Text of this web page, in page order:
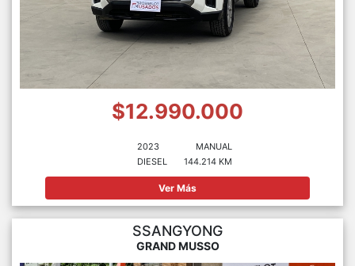
$12.990.000
2023
DIESEL
MANUAL
144.214 KM
Ver Más
SSANGYONG
GRAND MUSSO